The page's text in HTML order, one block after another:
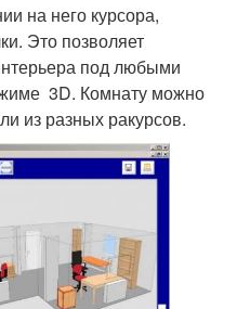
на него курсора,
Это позволяет
под любыми
3D. Комнату можно
из разных ракурсов.